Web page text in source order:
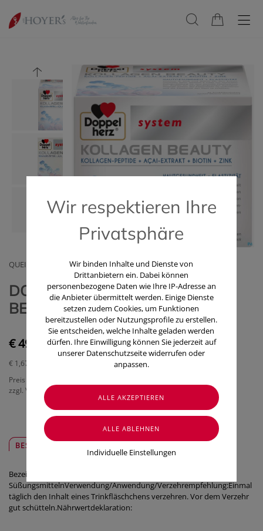
QUEISSER PHARMA AUSTRIA GMBH
DOPPELHERZ S.KOLLAGEN
BEAUTY 30ST
€ 49,95
€ 1,67
Preis inkl. MwSt.
zzgl. Versandkosten
BESCHREIBUNG
Bezeichnung:Nahrungsergänzungsmittel mit
SüßungsmittelnVerwendung/Anwendung/Verzehrempfehlung:Einmal
täglich den Inhalt eines Trinkfläschchens verzehren. Vor dem Verzehr
gut schütteln.Nährwertdeklaration:
Wir respektieren Ihre
Privatsphäre
Wir binden Inhalte und Dienste von
Drittanbietern ein. Dabei können
personenbezogene Daten wie Ihre IP-Adresse an
die Anbieter übermittelt werden. Einige Dienste
setzen zudem Cookies, um Funktionen
bereitzustellen oder Nutzungsprofile zu erstellen.
Sie entscheiden, welche Inhalte geladen werden
dürfen. Ihre Einwilligung können Sie jederzeit auf
unserer Datenschutzseite widerrufen oder
anpassen.
Individuelle Einstellungen